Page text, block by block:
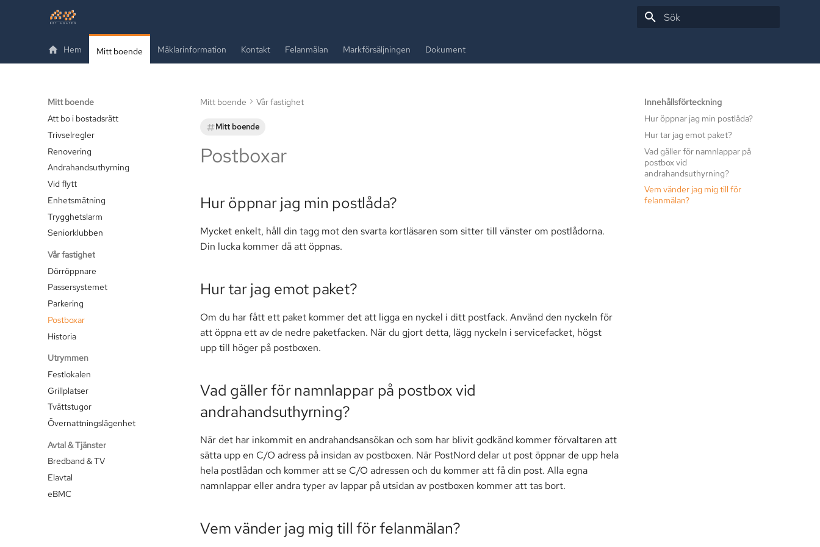
Hem Mitt boende Mäklarinformation Kontakt Felanmälan Markförsäljningen Dokument
Mitt boende
Att bo i bostadsrätt
Trivselregler
Renovering
Andrahandsuthyrning
Vid flytt
Enhetsmätning
Trygghetslarm
Seniorklubben
Vår fastighet
Dörröppnare
Passersystemet
Parkering
Postboxar
Historia
Utrymmen
Festlokalen
Grillplatser
Tvättstugor
Övernattningslägenhet
Avtal & Tjänster
Bredband & TV
Elavtal
eBMC
Innehållsförteckning
Hur öppnar jag min postlåda?
Hur tar jag emot paket?
Vad gäller för namnlappar på
postbox vid
andrahandsuthyrning?
Vem vänder jag mig till för
felanmälan?
Mitt boende Vår fastighet
Mitt boende
Postboxar
Hur öppnar jag min postlåda?
Mycket enkelt, håll din tagg mot den svarta kortläsaren som sitter till vänster om postlådorna.
Din lucka kommer då att öppnas.
Hur tar jag emot paket?
Om du har fått ett paket kommer det att ligga en nyckel i ditt postfack. Använd den nyckeln för
att öppna ett av de nedre paketfacken. När du gjort detta, lägg nyckeln i servicefacket, högst
upp till höger på postboxen.
Vad gäller för namnlappar på postbox vid
andrahandsuthyrning?
När det har inkommit en andrahandsansökan och som har blivit godkänd kommer förvaltaren att
sätta upp en C/O adress på insidan av postboxen. När PostNord delar ut post öppnar de upp hela
hela postlådan och kommer att se C/O adressen och du kommer att få din post. Alla egna
namnlappar eller andra typer av lappar på utsidan av postboxen kommer att tas bort.
Vem vänder jag mig till för felanmälan?